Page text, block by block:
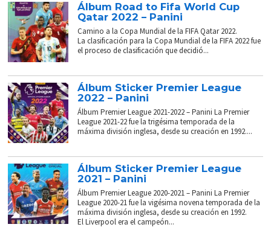
Álbum Road to Fifa World Cup
Qatar 2022 – Panini
Camino a la Copa Mundial de la FIFA Qatar 2022.
La clasificación para la Copa Mundial de la FIFA 2022 fue
el proceso de clasificación que decidió...
Álbum Sticker Premier League
2022 – Panini
Álbum Premier League 2021-2022 – Panini La Premier
League 2021-22 fue la trigésima temporada de la
máxima división inglesa, desde su creación en 1992....
Álbum Sticker Premier League
2021 – Panini
Álbum Premier League 2020-2021 – Panini La Premier
League 2020-21 fue la vigésima novena temporada de la
máxima división inglesa, desde su creación en 1992.
El Liverpool era el campeón...